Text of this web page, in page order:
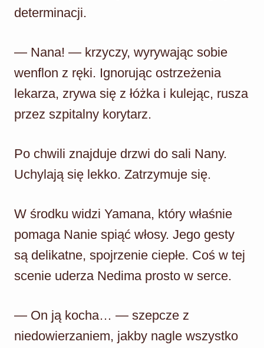
determinacji.
— Nana! — krzyczy, wyrywając sobie
wenflon z ręki. Ignorując ostrzeżenia
lekarza, zrywa się z łóżka i kulejąc, rusza
przez szpitalny korytarz.
Po chwili znajduje drzwi do sali Nany.
Uchylają się lekko. Zatrzymuje się.
W środku widzi Yamana, który właśnie
pomaga Nanie spiąć włosy. Jego gesty
są delikatne, spojrzenie ciepłe. Coś w tej
scenie uderza Nedima prosto w serce.
— On ją kocha… — szepcze z
niedowierzaniem, jakby nagle wszystko